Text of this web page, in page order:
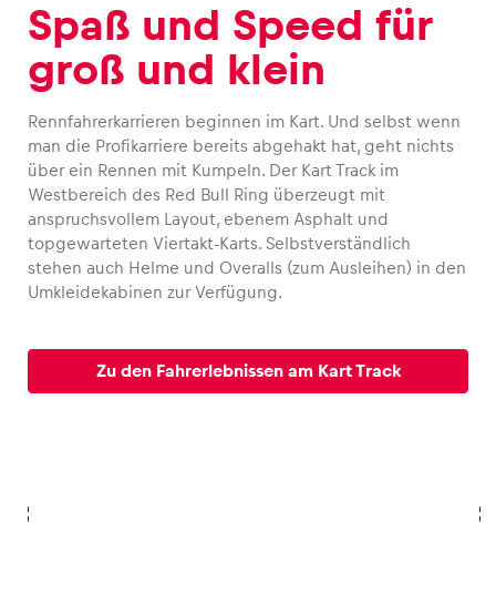
Seiten
Alle anzeigen
Fahrzeug
Spaß und Speed für
groß und klein
Rennfahrerkarrieren beginnen im Kart. Und selbst wenn
man die Profikarriere bereits abgehakt hat, geht nichts
über ein Rennen mit Kumpeln. Der Kart Track im
Westbereich des Red Bull Ring überzeugt mit
anspruchsvollem Layout, ebenem Asphalt und
topgewarteten Viertakt-Karts. Selbstverständlich
stehen auch Helme und Overalls (zum Ausleihen) in den
Umkleidekabinen zur Verfügung.
Zu den Fahrerlebnissen am Kart Track